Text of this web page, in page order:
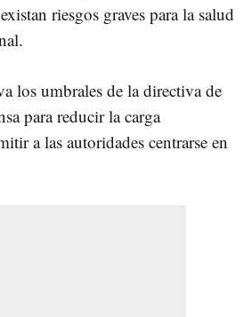
riesgos graves para la salud
los umbrales de la directiva de
para reducir la carga
a las autoridades centrarse en